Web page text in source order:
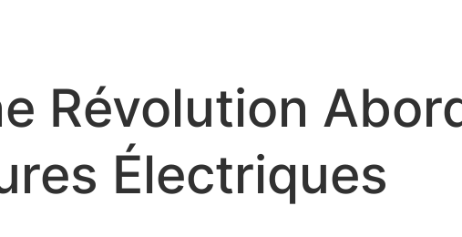
Révolution
Électriques